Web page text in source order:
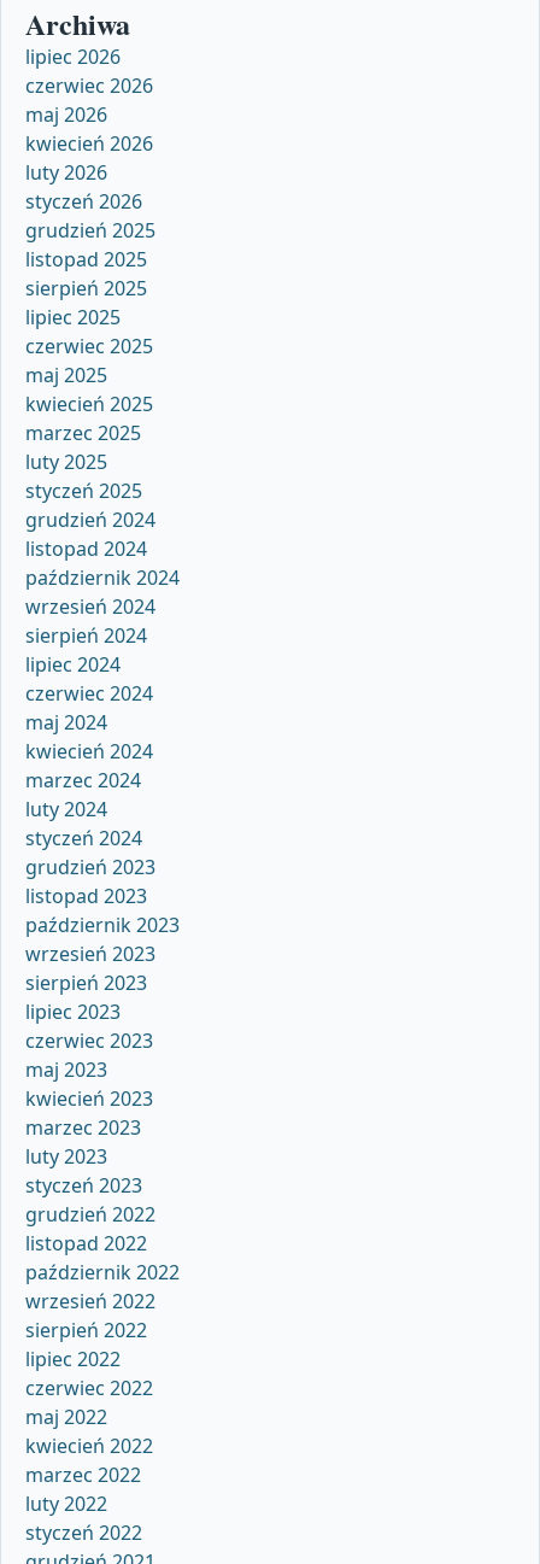
Archiwa
lipiec 2026
czerwiec 2026
maj 2026
kwiecień 2026
luty 2026
styczeń 2026
grudzień 2025
listopad 2025
sierpień 2025
lipiec 2025
czerwiec 2025
maj 2025
kwiecień 2025
marzec 2025
luty 2025
styczeń 2025
grudzień 2024
listopad 2024
październik 2024
wrzesień 2024
sierpień 2024
lipiec 2024
czerwiec 2024
maj 2024
kwiecień 2024
marzec 2024
luty 2024
styczeń 2024
grudzień 2023
listopad 2023
październik 2023
wrzesień 2023
sierpień 2023
lipiec 2023
czerwiec 2023
maj 2023
kwiecień 2023
marzec 2023
luty 2023
styczeń 2023
grudzień 2022
listopad 2022
październik 2022
wrzesień 2022
sierpień 2022
lipiec 2022
czerwiec 2022
maj 2022
kwiecień 2022
marzec 2022
luty 2022
styczeń 2022